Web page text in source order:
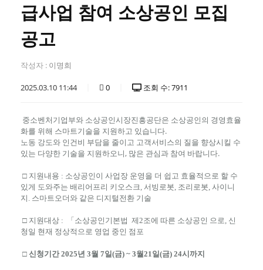
급사업 참여 소상공인 모집
공고
작성자 : 이명희
2025.03.10 11:44 0 조회 수: 7911
중소벤처기업부와 소상공인시장진흥공단은 소상공인의 경영효율
화를 위해 스마트기술을 지원하고 있습니다.
노동 강도와 인건비 부담을 줄이고 고객서비스의 질을 향상시킬 수
있는 다양한 기술을 지원하오니, 많은 관심과 참여 바랍니다.
□ 지원내용 : 소상공인이 사업장 운영을 더 쉽고 효율적으로 할 수
있게 도와주는 배리어프리 키오스크, 서빙로봇, 조리로봇, 사이니
지. 스마트오더와 같은 디지털전환 기술
□ 지원대상 :
「소상공인기본법 제2조에 따른 소상공인 으로, 신
청일 현재 정상적으로 영업 중인 점포
□ 신청기간 2025년 3월 7일(금) ~ 3월21일(금) 24시까지